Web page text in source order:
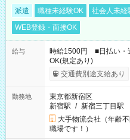
派遣 職種未経験OK 社会人未経
WEB登録・面接OK
給与
時給1500円 ■日払い・
OK(規定あり)
交通費別途支給あり
勤務地
東京都新宿区
新宿駅 / 新宿三丁目駅
大手物流会社（年齢
職場です！）